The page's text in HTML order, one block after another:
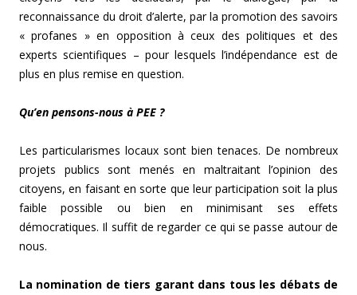
reconnaissance du droit d’alerte, par la promotion des savoirs
« profanes » en opposition à ceux des politiques et des
experts scientifiques – pour lesquels l’indépendance est de
plus en plus remise en question.
Qu’en pensons-nous à PEE ?
Les particularismes locaux sont bien tenaces. De nombreux
projets publics sont menés en maltraitant l’opinion des
citoyens, en faisant en sorte que leur participation soit la plus
faible possible ou bien en minimisant ses effets
démocratiques. Il suffit de regarder ce qui se passe autour de
nous.
La nomination de tiers garant dans tous les débats de